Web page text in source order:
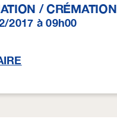
/ CRÉMATION
2017 à 09h00